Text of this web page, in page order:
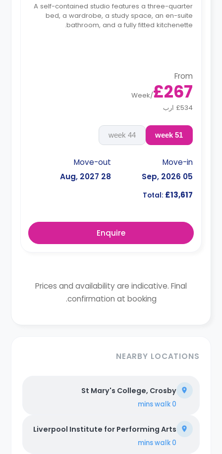
A self-contained studio features a three-quarter
bed, a wardrobe, a study space, an en-suite
bathroom, and a fully fitted kitchenette.
From
£267
/
Week
£534 ارب
51 week
44 week
Move-in
05 Sep, 2026
Move-out
28 Aug, 2027
Total: £13,617
Enquire
Prices and availability are indicative. Final
confirmation at booking.
NEARBY LOCATIONS
St Mary's College, Crosby
0 mins
walk
Liverpool Institute for Performing Arts
0 mins
walk